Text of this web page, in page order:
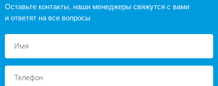
Оставьте контакты, наши менеджеры свяжутся с вами
и ответят на все вопросы